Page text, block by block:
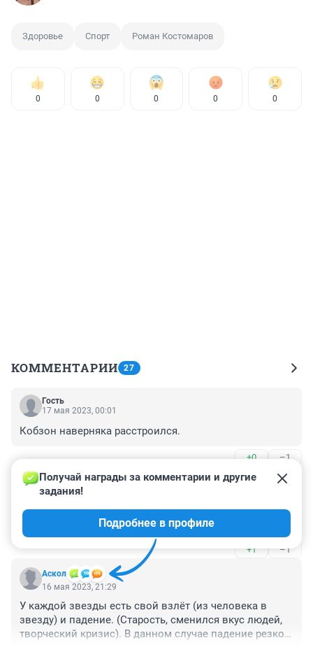
Здоровье Спорт Роман Костомаров
0 0 0 0 0
КОММЕНТАРИИ 27
Гость
17 мая 2023, 00:01
Кобзон наверняка расстроился.
+0 –1
Гость
16 мая 2023, 21:51
Все будет !!! Хорошо !!! Рома!!! Сильный !!! Дай Бог
здоровья !!!🙏🙏🙏
+1 –1
Аскол
Получай награды за комментарии и другие
задания!
Подробнее в профиле
16 мая 2023, 21:29
У каждой звезды есть свой взлёт (из человека в
звезду) и падение. (Старость, сменился вкус людей,
творческий кризис). В данном случае падение резкое,